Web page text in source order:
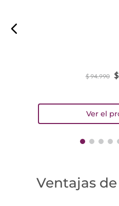
$94.990 $
Ventajas